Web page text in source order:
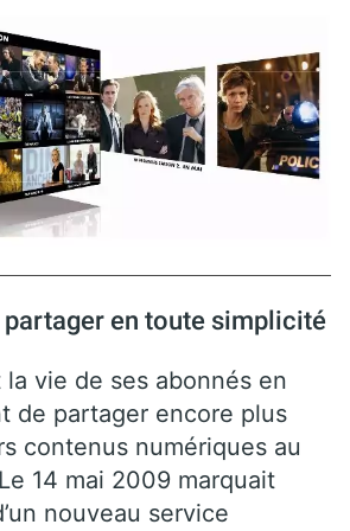
en toute simplicité
vie de ses abonnés en
de partager encore plus
contenus numériques au
14 mai 2009 marquait
nouveau service